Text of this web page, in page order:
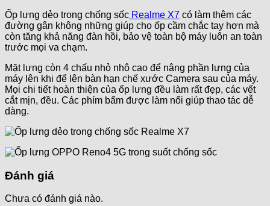
Ốp lưng dẻo trong chống sốc Realme X7 có làm thêm các
đường gân không những giúp cho ốp cầm chắc tay hơn mà
còn tăng khả năng đàn hồi, bảo vệ toàn bộ máy luôn an toàn
trước mọi va chạm.
Mặt lưng còn 4 chấu nhỏ nhô cao để nâng phần lưng của
máy lên khi để lên bàn hạn chế xước Camera sau của máy.
Mọi chi tiết hoàn thiện của ốp lưng đều làm rất đẹp, các vết
cắt mịn, đều. Các phím bấm được làm nổi giúp thao tác dễ
dàng.
Đánh giá
Chưa có đánh giá nào.